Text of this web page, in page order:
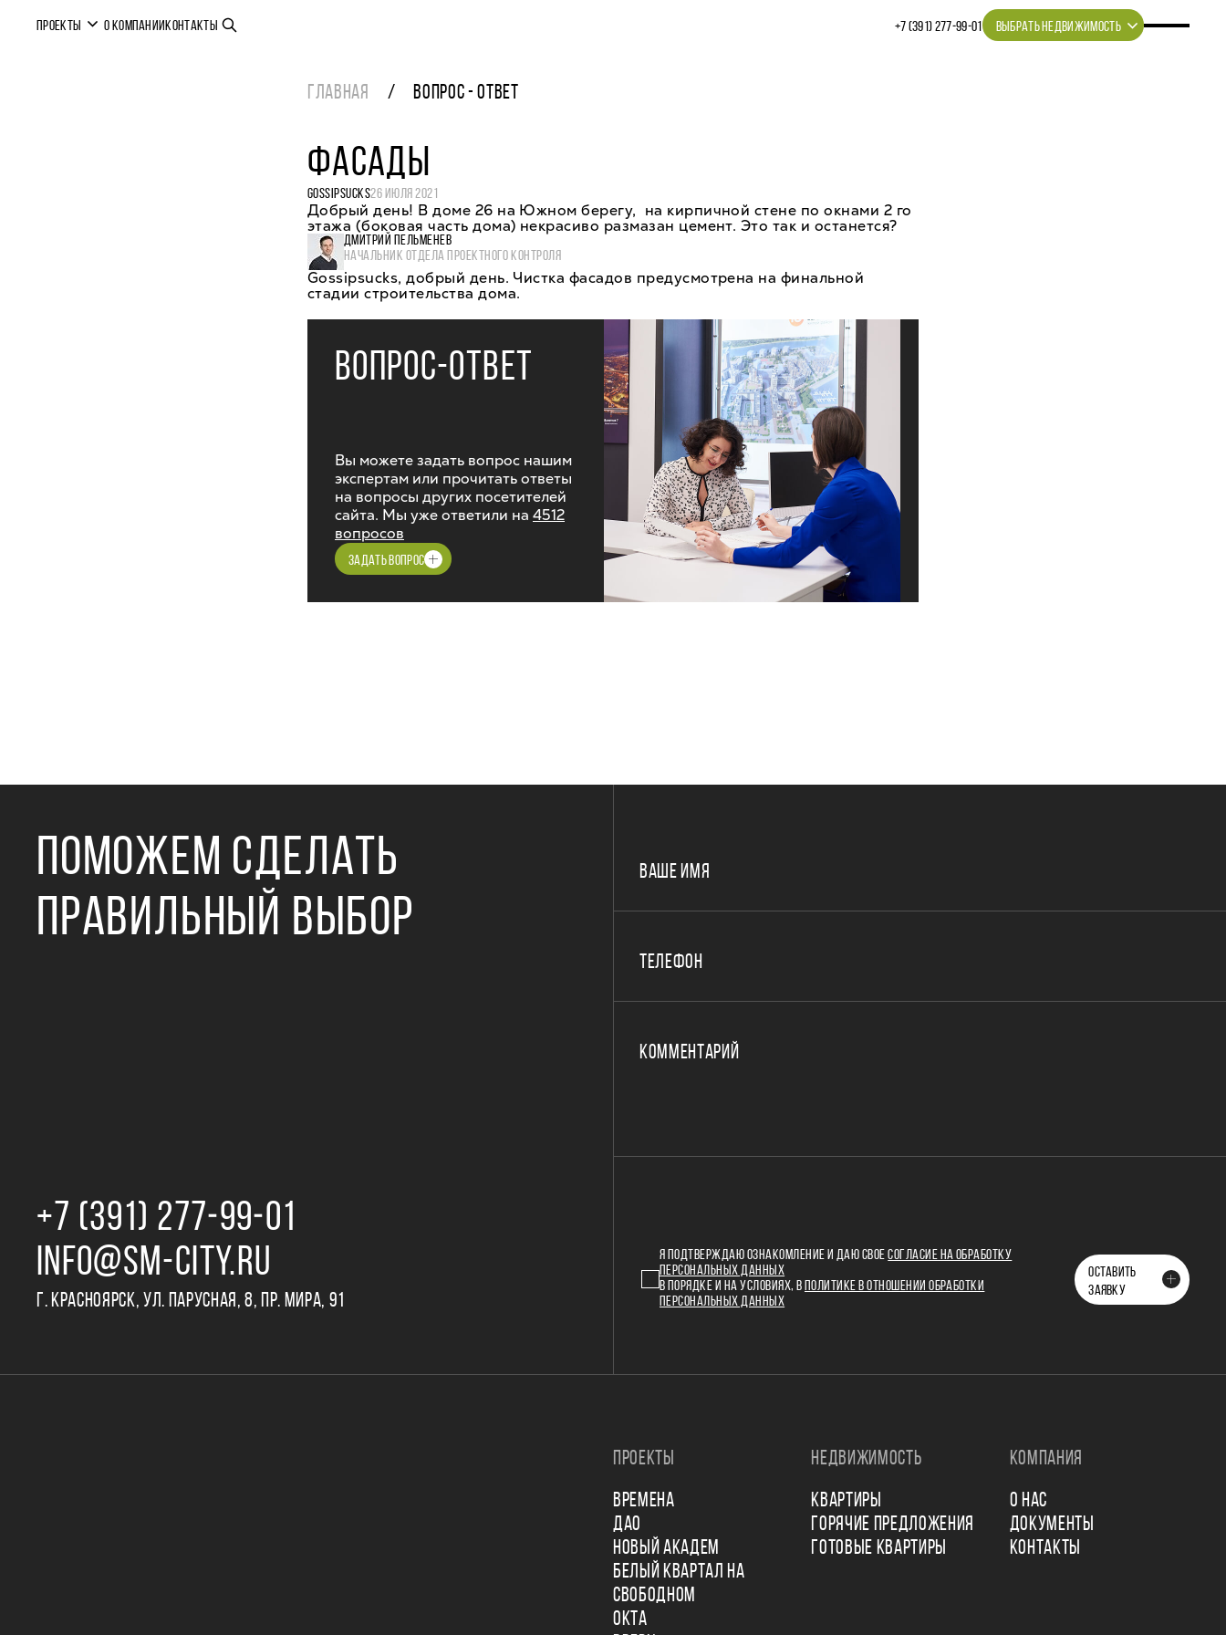
ПРОЕКТЫ О КОМПАНИИКОНТАКТЫ +7 (391) 277‒99‒01 ВЫБРАТЬ НЕДВИЖИМОСТЬ
ГЛАВНАЯ ВОПРОС - ОТВЕТ
ФАСАДЫ
GOSSIPSUCKS26 ИЮЛЯ 2021
Добрый день! В доме 26 на Южном берегу, на кирпичной стене по окнами 2 го
этажа (боковая часть дома) некрасиво размазан цемент. Это так и останется?
ДМИТРИЙ ПЕЛЬМЕНЕВ
НАЧАЛЬНИК ОТДЕЛА ПРОЕКТНОГО КОНТРОЛЯ
Gossipsucks, добрый день. Чистка фасадов предусмотрена на финальной
стадии строительства дома.
ВОПРОС-ОТВЕТ
Вы можете задать вопрос нашим
экспертам или прочитать ответы
на вопросы других посетителей
сайта. Мы уже ответили на 4512
вопросов
ЗАДАТЬ ВОПРОС
ПОМОЖЕМ СДЕЛАТЬ
ПРАВИЛЬНЫЙ ВЫБОР
+7 (391) 277‒99‒01
INFO@SM-CITY.RU
Г. КРАСНОЯРСК, УЛ. ПАРУСНАЯ, 8, ПР. МИРА, 91
ВАШЕ ИМЯ
ТЕЛЕФОН
КОММЕНТАРИЙ
Я ПОДТВЕРЖДАЮ ОЗНАКОМЛЕНИЕ И ДАЮ СВОЕСОГЛАСИЕ НА ОБРАБОТКУ
ПЕРСОНАЛЬНЫХ ДАННЫХ
В ПОРЯДКЕ И НА УСЛОВИЯХ, В
ПОЛИТИКЕ В ОТНОШЕНИИ ОБРАБОТКИ
ПЕРСОНАЛЬНЫХ ДАННЫХ
ОСТАВИТЬ
ЗАЯВКУ
ПРОЕКТЫ
ВРЕМЕНА
ДАО
НОВЫЙ АКАДЕМ
БЕЛЫЙ КВАРТАЛ НА
СВОБОДНОМ
ОКТА
НЕДВИЖИМОСТЬ
КВАРТИРЫ
ГОРЯЧИЕ ПРЕДЛОЖЕНИЯ
ГОТОВЫЕ КВАРТИРЫ
КОМПАНИЯ
О НАС
ДОКУМЕНТЫ
КОНТАКТЫ